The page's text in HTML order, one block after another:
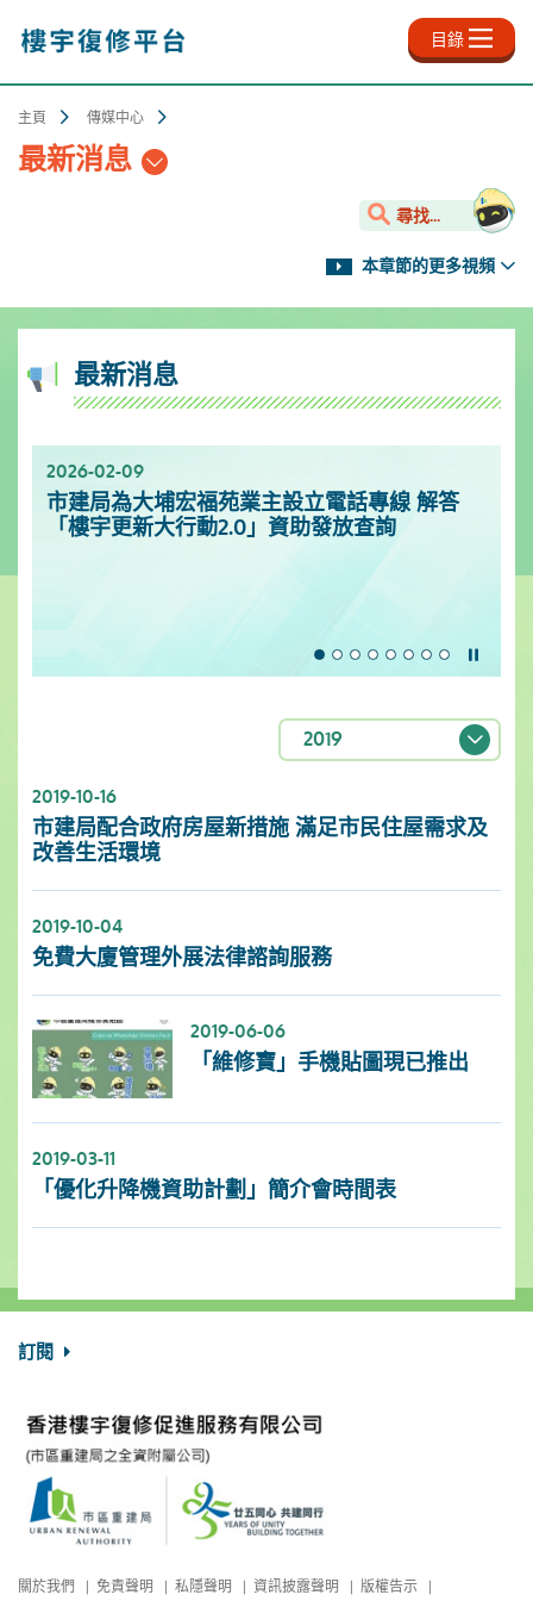
內
目錄
主頁 傳媒中心
最新消息
尋找...
本章節的更多視頻
最新消息
2026-02-09
市建局為大埔宏福苑業主設立電話專線 解答
「樓宇更新大行動2.0」資助發放查詢
2025-11-18
新影片上架✨- 樓宇保養之道
2025-10-13
服務升級！樓宇復修資源中心延長開放時間
[週一至週日]
2025-09-30
「樓宇復修公司資料庫」已於2025年9月更新
2025-06-27
「樓宇復修公司資料庫」已於2025年6月更新
2025-03-25
「樓宇復修公司資料庫」已於2025年3月更新
2025-01-10
市區更新電視特輯
2024-12-31
「樓宇復修公司資料庫」已於2024年12月更新
2019
2019-10-16
市建局配合政府房屋新措施 滿足市民住屋需求及
改善生活環境
2019-10-04
免費大廈管理外展法律諮詢服務
2019-06-06
「維修寶」手機貼圖現已推出
2019-03-11
「優化升降機資助計劃」簡介會時間表
訂閱
關於我們 免責聲明 私隱聲明 資訊披露聲明 版權告示